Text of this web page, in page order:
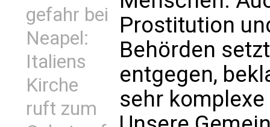
gefahr bei
Neapel:
Italiens
Kirche
ruft zum
Prostitution
Behörden
entgegen,
sehr